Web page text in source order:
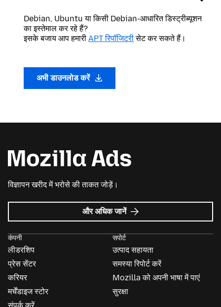
Debian, Ubuntu या किसी Debian-आधारित डिस्ट्रीब्यूशन
का इस्तेमाल कर रहे हैं?
इसके बजाय आप हमारी APT रिपॉजिटरीसेट कर सकते हैं।
अभी डाउनलोड करें
विज्ञापन खरीद में भरोसे की ताकत जोड़ें।
Mozilla
विज्ञापन
और अधिक जानें
कंपनी
लीडरशिप
प्रेस सेंटर
करियर
मर्चेंडाइज स्टोर
सपोर्ट
उत्पाद सहायता
समस्या रिपोर्ट करें
Mozilla को अपनी भाषा में पाएं
सुरक्षा